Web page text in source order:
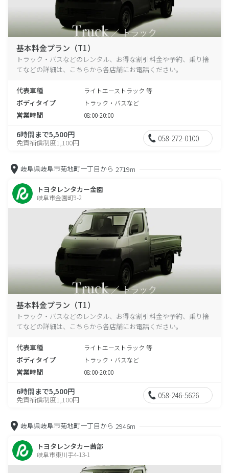
基本料金プラン（T1）
トラック・バスなどのレンタル、お得な割引料金や予約、乗り捨
てなどの詳細は、こちらから各店舗にお電話ください。
代表車種 ライトエーストラック 等
ボディタイプ トラック・バスなど
営業時間 08:00-20:00
6時間まで5,500円
免責補償制度1,100円 058-272-0100
岐阜県岐阜市菊地町一丁目から 2719m
トヨタレンタカー金園
岐阜市金園町9-2
基本料金プラン（T1）
トラック・バスなどのレンタル、お得な割引料金や予約、乗り捨
てなどの詳細は、こちらから各店舗にお電話ください。
代表車種 ライトエーストラック 等
ボディタイプ トラック・バスなど
営業時間 08:00-20:00
6時間まで5,500円
免責補償制度1,100円 058-246-5626
岐阜県岐阜市菊地町一丁目から 2946m
トヨタレンタカー茜部
岐阜市東川手4-13-1